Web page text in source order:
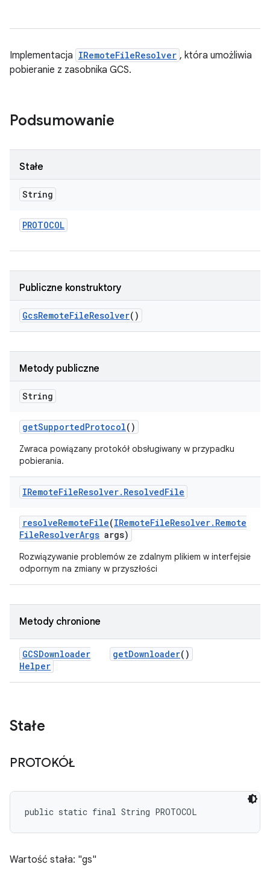
Implementacja IRemoteFileResolver , która umożliwia
pobieranie z zasobnika GCS.
Podsumowanie
Stałe
String
PROTOCOL
Publiczne konstruktory
GcsRemoteFileResolver()
Metody publiczne
String
getSupportedProtocol()
Zwraca powiązany protokół obsługiwany w przypadku
pobierania.
IRemoteFileResolver. ResolvedFile
resolveRemoteFile(IRemoteFileResolver. Remote
FileResolverArgs args)
Rozwiązywanie problemów ze zdalnym plikiem w interfejsie
odpornym na zmiany w przyszłości
Metody chronione
GCSDownloader
Helper
getDownloader()
Stałe
PROTOKÓŁ
public static final String PROTOCOL
Wartość stała: "gs"